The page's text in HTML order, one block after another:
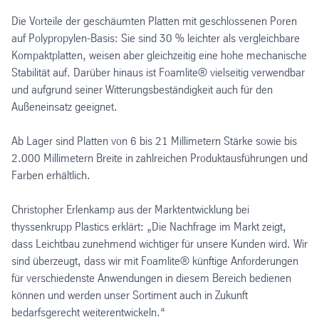
Die Vorteile der geschäumten Platten mit geschlossenen Poren
auf Polypropylen-Basis: Sie sind 30 % leichter als vergleichbare
Kompaktplatten, weisen aber gleichzeitig eine hohe mechanische
Stabilität auf. Darüber hinaus ist Foamlite® vielseitig verwendbar
und aufgrund seiner Witterungsbeständigkeit auch für den
Außeneinsatz geeignet.
Ab Lager sind Platten von 6 bis 21 Millimetern Stärke sowie bis
2.000 Millimetern Breite in zahlreichen Produktausführungen und
Farben erhältlich.
Christopher Erlenkamp aus der Marktentwicklung bei
thyssenkrupp Plastics erklärt: „Die Nachfrage im Markt zeigt,
dass Leichtbau zunehmend wichtiger für unsere Kunden wird. Wir
sind überzeugt, dass wir mit Foamlite® künftige Anforderungen
für verschiedenste Anwendungen in diesem Bereich bedienen
können und werden unser Sortiment auch in Zukunft
bedarfsgerecht weiterentwickeln.“